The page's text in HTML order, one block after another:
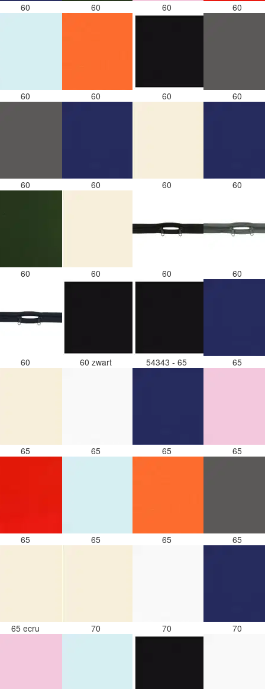
60 60 60 60
60 60 60 60
60 60 60 60
60 60 60 60
60 60 zwart 54343 - 65 65
65 65 65 65
65 65 65 65
65 ecru 70 70 70